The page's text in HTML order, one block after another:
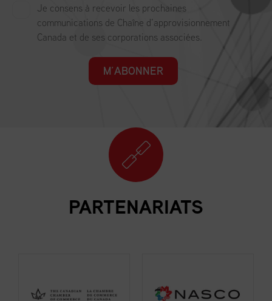
Je consens à recevoir les prochaines
communications de Chaîne d’approvisionnement
Canada et de ses corporations associées.
M’ABONNER
PARTENARIATS